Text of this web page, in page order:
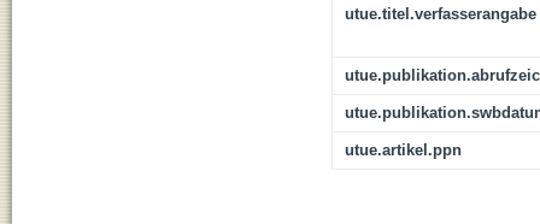
utue.titel.verfasserangabe
utue.artikel.ppn